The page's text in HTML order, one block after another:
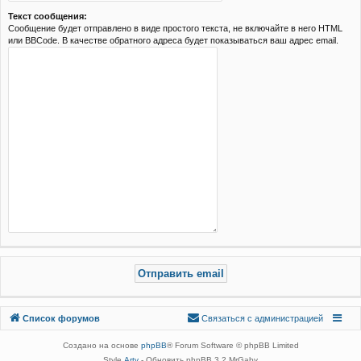
Текст сообщения:
Сообщение будет отправлено в виде простого текста, не включайте в него HTML
или BBCode. В качестве обратного адреса будет показываться ваш адрес email.
Список форумов
Связаться с
Связаться с администрацией
Создано на основе phpBB® Forum Software © phpBB Limited